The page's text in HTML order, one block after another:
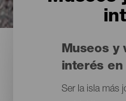
Museos y
interés en
Ser la isla más